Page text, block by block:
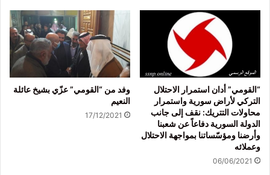
“القومي” أدان استمرار الاحتلال
التركي لأراض سورية واستمرار
محاولات التتريك: نقف إلى جانب
الدولة السورية دفاعاً عن شعبنا
وأرضنا ومؤسّساتنا بمواجهة الاحتلال
وعملائه
06/06/2021
وفد من “القومي” عزّي بشيخ عائلة
النعيم
17/12/2021